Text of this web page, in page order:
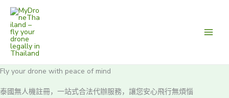
Fly your drone with peace of mind
泰國無人機註冊，一站式合法代辦服務，讓您安心飛行無煩惱